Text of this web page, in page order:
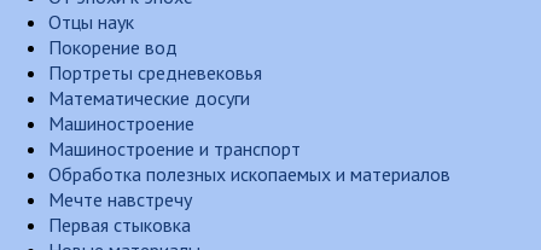
Отцы наук
Покорение вод
Портреты средневековья
Математические досуги
Машиностроение
Машиностроение и транспорт
Обработка полезных ископаемых и материалов
Мечте навстречу
Первая стыковка